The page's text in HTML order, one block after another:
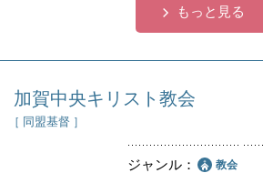
各種団体
フリーワード
もっと見る
加賀中央キリスト教会
［ 同盟基督 ］
ジャンル 教会